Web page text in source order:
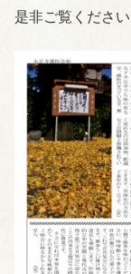
是非ご覧くださ